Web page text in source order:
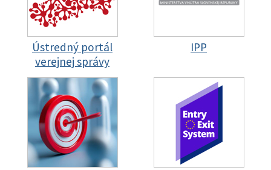
Ústredný portál
verejnej správy
IPP